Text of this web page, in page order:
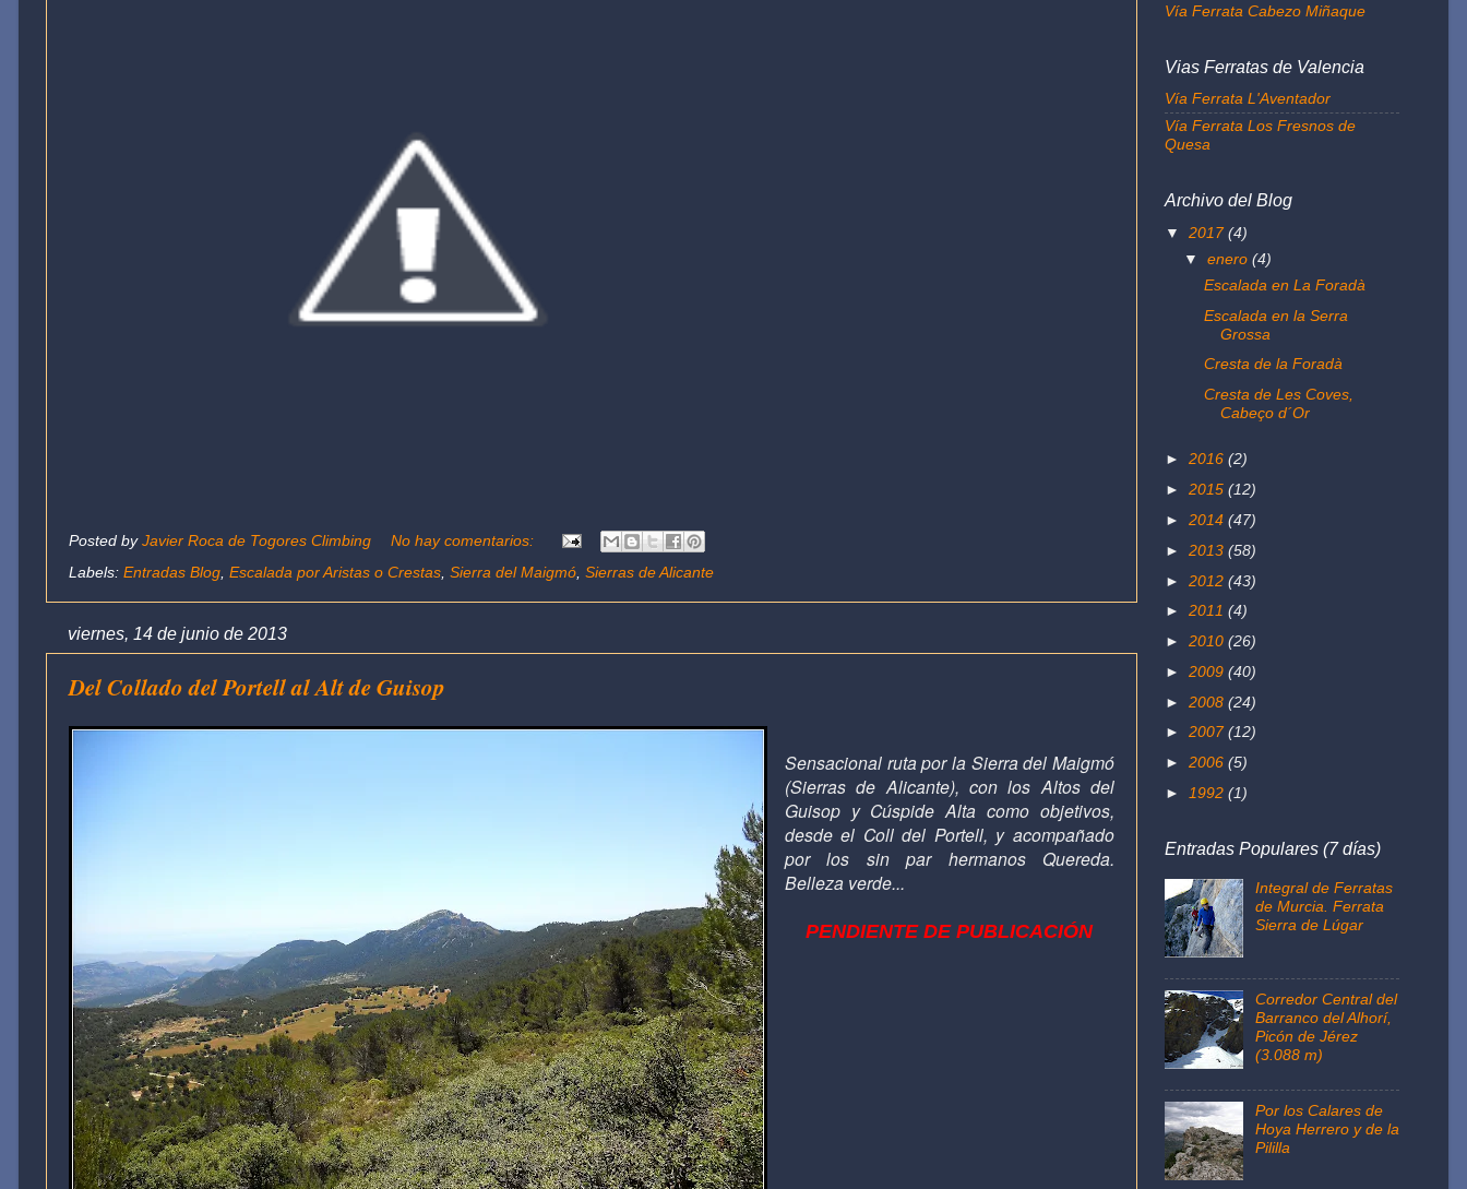
Posted byJavier Roca de Togores Climbing
No hay comentarios:
Labels: Entradas Blog Escalada por Aristas o Crestas Sierra del Maigmó Sierras de Alicante
viernes, 14 de junio de 2013
Del Collado del Portell al Alt de Guisop
Sensacional ruta por la Sierra del Maigmó
(Sierras de Alicante), con los Altos del
Guisop y Cúspide Alta como objetivos,
desde el Coll del Portell, y acompañado
por los sin par hermanos Quereda.
Belleza verde...
PENDIENTE DE PUBLICACIÓN
Vía Ferrata Cabezo Miñaque
Vias Ferratas de Valencia
Vía Ferrata L'Aventador
Vía Ferrata Los Fresnos de
Quesa
Archivo del Blog
▼ 2017(4)
▼enero(4)
Escalada en La Foradà
Escalada en la Serra
Grossa
Cresta de la Foradà
Cresta de Les Coves,
Cabeço d´Or
► 2016 (2)
► 2015 (12)
► 2014 (47)
► 2013 (58)
► 2012 (43)
► 2011 (4)
► 2010 (26)
► 2009 (40)
► 2008 (24)
► 2007(12)
► 2006 (5)
►
1992 (1)
Entradas Populares (7 días)
Integral de Ferratas
de Murcia. Ferrata
Sierra de Lúgar
Corredor Central del
Barranco del Alhorí,
Picón de Jérez
(3.088 m)
Por los Calares de
Hoya Herrero y de la
Pililla